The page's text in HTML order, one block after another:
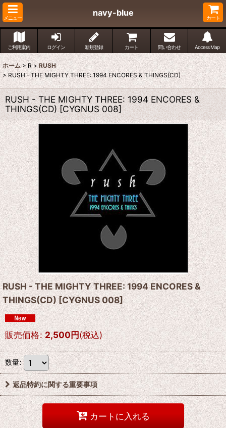
メニュー
navy-blue
カート
ご利用案内 ログイン 新規登録 カート 問い合わせ Access Map
ホーム > R > RUSH
> RUSH - THE MIGHTY THREE: 1994 ENCORES & THINGS(CD)
RUSH - THE MIGHTY THREE: 1994 ENCORES &
THINGS(CD) [CYGNUS 008]
RUSH - THE MIGHTY THREE: 1994 ENCORES &
THINGS(CD) [CYGNUS 008]
販売価格: 2,500円(税込)
数量:
返品特約に関する重要事項
カートに入れる